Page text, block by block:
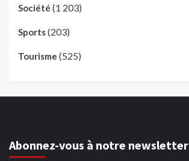
Société (1 203)
Sports(203)
Tourisme (525)
Abonnez-vous à notre newsletter